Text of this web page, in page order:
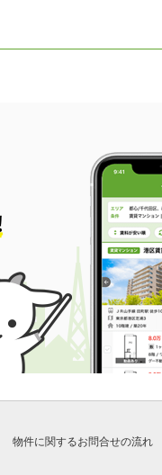
物件に関するお問合せの流れ